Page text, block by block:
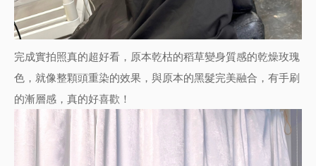
完成實拍照真的超好看，原本乾枯的稻草變身質感的乾燥玫瑰
色，就像整顆頭重染的效果，與原本的黑髮完美融合，有手刷
的漸層感，真的好喜歡！